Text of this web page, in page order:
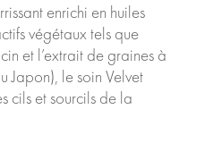
enrichi en huiles
végétaux tels que
et l’extrait de graines à
Japon), le soin Velvet
cils et sourcils de la